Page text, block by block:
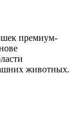
премиум-
животных.